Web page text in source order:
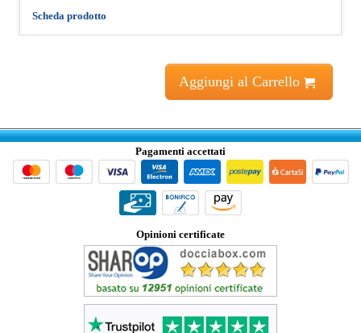
Scheda prodotto
Aggiungi al Carrello
Pagamenti accettati
Opinioni certificate